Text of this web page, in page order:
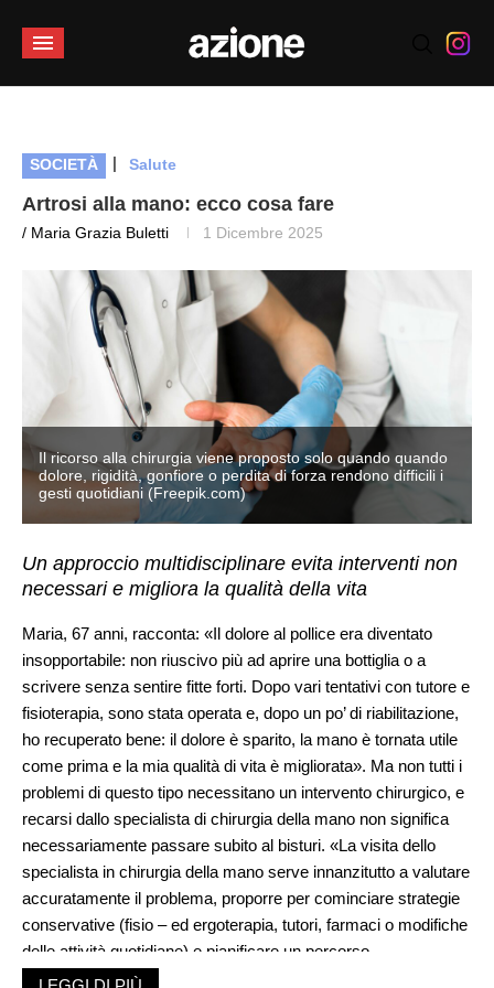
SOCIETÀ | Salute
Artrosi alla mano: ecco cosa fare
/ Maria Grazia Buletti 1 Dicembre 2025
Il ricorso alla chirurgia viene proposto solo quando quando
dolore, rigidità, gonfiore o perdita di forza rendono difficili i
gesti quotidiani (Freepik.com)
Un approccio multidisciplinare evita interventi non
necessari e migliora la qualità della vita
Maria, 67 anni, racconta: «Il dolore al pollice era diventato
insopportabile: non riuscivo più ad aprire una bottiglia o a
scrivere senza sentire fitte forti. Dopo vari tentativi con tutore e
fisioterapia, sono stata operata e, dopo un po’ di riabilitazione,
ho recuperato bene: il dolore è sparito, la mano è tornata utile
come prima e la mia qualità di vita è migliorata». Ma non tutti i
problemi di questo tipo necessitano un intervento chirurgico, e
recarsi dallo specialista di chirurgia della mano non significa
necessariamente passare subito al bisturi. «La visita dello
specialista in chirurgia della mano serve innanzitutto a valutare
accuratamente il problema, proporre per cominciare strategie
conservative (fisio – ed ergoterapia, tutori, farmaci o modifiche
delle attività quotidiane) e pianificare un percorso
personalizzato», esordisce il dottor Ivan Tami, specialista in